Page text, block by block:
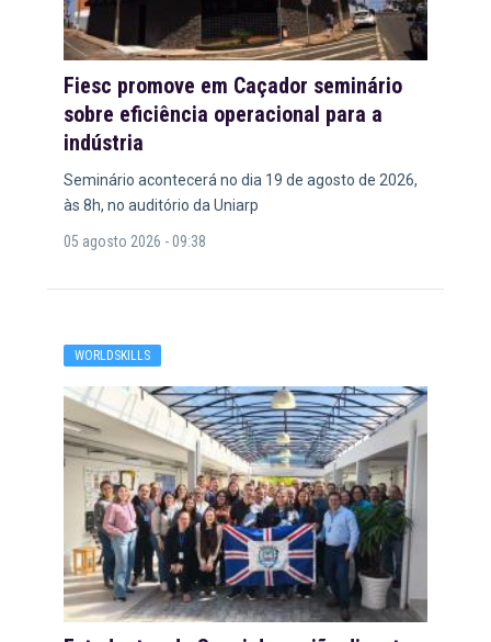
Fiesc promove em Caçador seminário
sobre eficiência operacional para a
indústria
Seminário acontecerá no dia 19 de agosto de 2026,
às 8h, no auditório da Uniarp
05 agosto 2026 - 09:38
WORLDSKILLS